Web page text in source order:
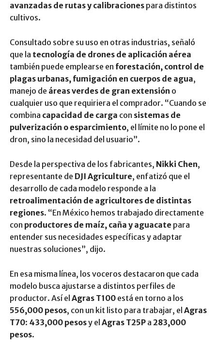
avanzadas de rutas y calibraciones para distintos
cultivos.
Consultado sobre su uso en otras industrias, señaló
que la tecnología de drones de aplicación aérea
también puede emplearse en forestación, control de
plagas urbanas, fumigación en cuerpos de agua,
manejo de áreas verdes de gran extensión o
cualquier uso que requiriera el comprador. “Cuando se
combina capacidad de carga con sistemas de
pulverización o esparcimiento, el límite no lo pone el
dron, sino la necesidad del usuario”.
Desde la perspectiva de los fabricantes, Nikki Chen,
representante de DJI Agriculture, enfatizó que el
desarrollo de cada modelo responde a la
retroalimentación de agricultores de distintas
regiones. “En México hemos trabajado directamente
con productores de maíz, caña y aguacate para
entender sus necesidades específicas y adaptar
nuestras soluciones”, dijo.
En esa misma línea, los voceros destacaron que cada
modelo busca ajustarse a distintos perfiles de
productor. Así el Agras T100 está en torno a los
556,000 pesos, con un kit listo para trabajar, el Agras
T70: 433,000 pesosy el Agras T25P a 283,000
pesos.